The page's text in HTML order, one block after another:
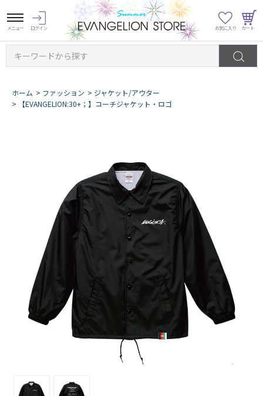
キーワードから探す
ホーム > ファッション > ジャケット/アウター
>
【EVANGELION:30+；】コーチジャケット・ロゴ